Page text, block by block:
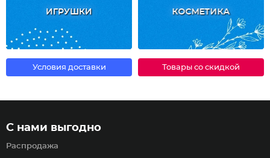
ИГРУШКИ КОСМЕТИКА
Условия доставки Товары со скидкой
С нами выгодно
Распродажа